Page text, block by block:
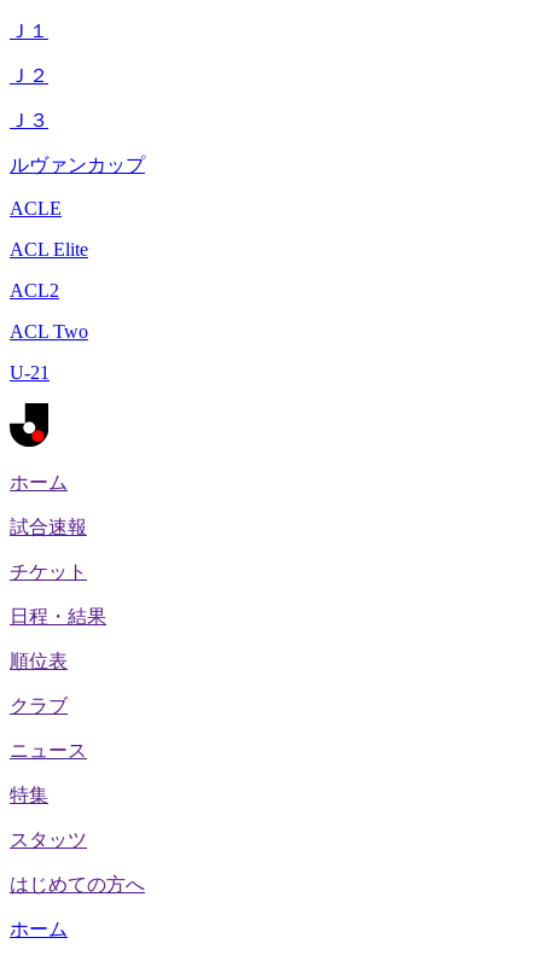
Ｊ１
Ｊ２
Ｊ３
ルヴァンカップ
ACLE
ACL Elite
ACL2
ACL Two
U-21
ホーム
試合速報
チケット
日程・結果
順位表
クラブ
ニュース
特集
スタッツ
はじめての方へ
ホーム